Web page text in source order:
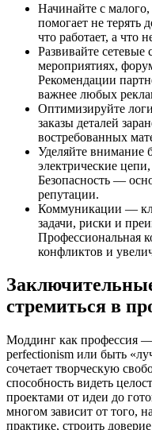
Начинайте с
помогает не терять
что работает, а что
Развивайте сетевые
мероприятиях,
Рекомендации
важнее любых
Оптимизируйте
заказы деталей
востребованных
Уделяйте внимание
электрические
Безопасность —
репутации.
Коммуникации —
задачи, риски и
Профессиональная
конфликтов и
стремиться в
Моддинг как профессия
perfectionism или быть
сочетает творческую
способность видеть
проектами от идеи до
многом зависит от того,
практике, строить